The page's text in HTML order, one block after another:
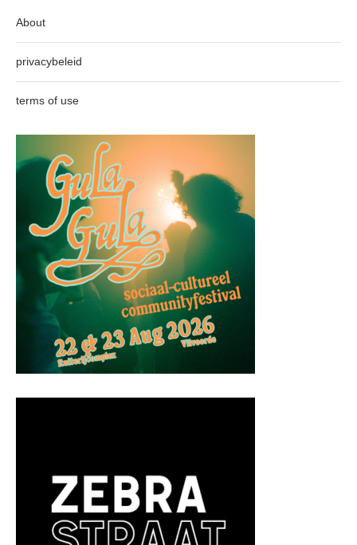
About
privacybeleid
terms of use